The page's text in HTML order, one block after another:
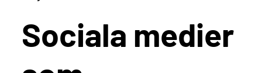
Sociala medier